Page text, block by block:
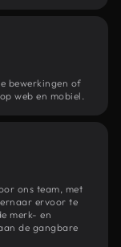
bewerkingen of
web en mobiel.
ons team, met
ervoor te
merk- en
de gangbare